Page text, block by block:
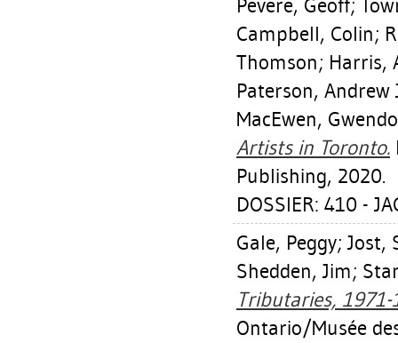
Pevere, Geoff;
Campbell, Colin;
Thomson; Harris,
Paterson, Andrew
MacEwen,
Artists in Toronto.
Publishing, 2020.
DOSSIER: 410 -
Gale, Peggy; Jost,
Shedden, Jim;
Tributaries, 1971-
Ontario/Musée